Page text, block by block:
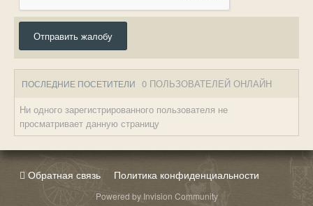
Отправить жалобу
ПОСЛЕДНИЕ ПОСЕТИТЕЛИ 0 ПОЛЬЗОВАТЕЛЕЙ ОНЛАЙН
Ни одного зарегистрированного пользователя не
просматривает данную страницу
Обратная связь Политика конфиденциальности
Powered by Invision Community